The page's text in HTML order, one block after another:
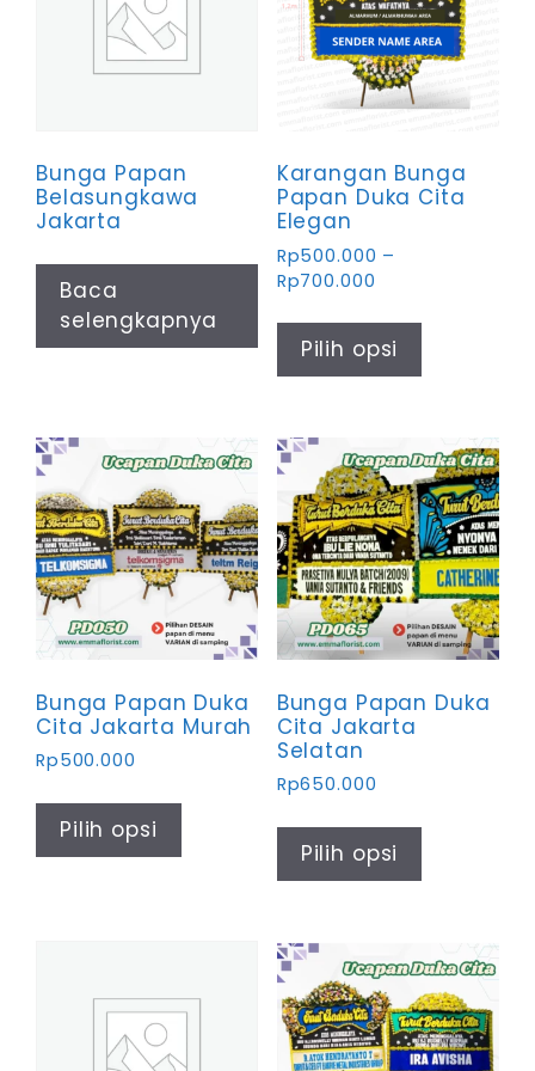
Bunga Papan
Belasungkawa
Jakarta
Baca
selengkapnya
Karangan Bunga
Papan Duka Cita
Elegan
Rp500.000 –
Rp700.000
Rp500.000
hingga
Rp700.000
Pilih opsi
Produk
memiliki
varian.
Pilihan
ini
dapat
diambil
di
halaman
produk
Bunga Papan Duka
Cita Jakarta Murah
Rp500.000
Pilih opsi
memiliki
beberapa
dapat
di
Bunga Papan Duka
Cita Jakarta
Selatan
Rp650.000
Pilih opsi
memiliki
varian.
Pilihan
ini
dapat
diambil